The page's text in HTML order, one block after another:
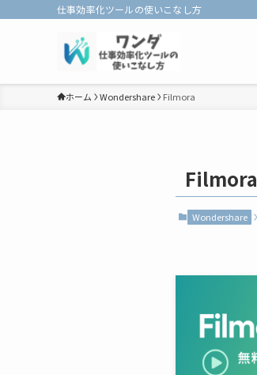
仕事効率化ツールの使いこなし方
ホーム Wondershare Filmora
Filmora
Wondershare